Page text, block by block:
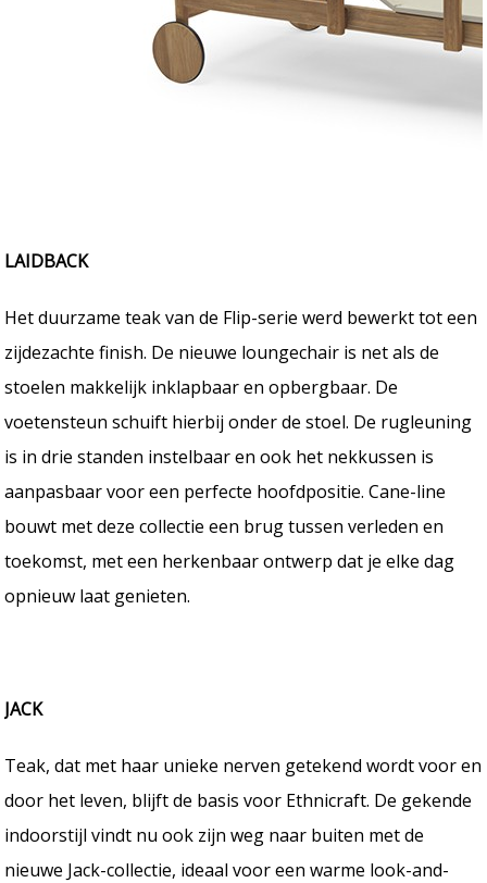
LAIDBACK
Het duurzame teak van de Flip-serie werd bewerkt tot een
zijdezachte finish. De nieuwe loungechair is net als de
stoelen makkelijk inklapbaar en opbergbaar. De
voetensteun schuift hierbij onder de stoel. De rugleuning
is in drie standen instelbaar en ook het nekkussen is
aanpasbaar voor een perfecte hoofdpositie. Cane-line
bouwt met deze collectie een brug tussen verleden en
toekomst, met een herkenbaar ontwerp dat je elke dag
opnieuw laat genieten.
JACK
Teak, dat met haar unieke nerven getekend wordt voor en
door het leven, blijft de basis voor Ethnicraft. De gekende
indoorstijl vindt nu ook zijn weg naar buiten met de
nieuwe Jack-collectie, ideaal voor een warme look-and-